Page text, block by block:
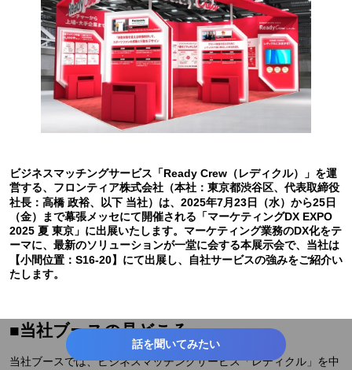
ビジネスマッチングサービス「Ready Crew（レディクル）」を運
営する、フロンティア株式会社（本社：東京都渋谷区、代表取締役
社長：高橋 政裕、以下 当社）は、2025年7月23日（水）から25日
（金）まで幕張メッセにて開催される「マーケティングDX EXPO
2025 夏 東京」に出展いたします。マーケティング業務のDX化をテ
ーマに、最新のソリューションが一堂に会する本展示会で、当社は
【小間位置：S16-20】にて出展し、自社サービスの強みをご紹介い
たします。
■当社ブースの見どころ
当社ブースでは、ビジネスマッチングサービス「レディクル」を中
話を聞いてみたい